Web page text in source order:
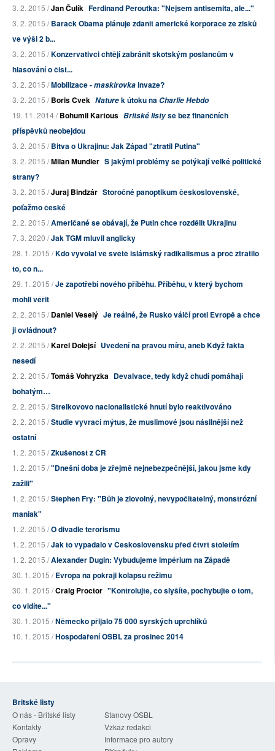
3. 2. 2015 /Jan Čulík Ferdinand Peroutka: "Nejsem antisemita, ale..."
3. 2. 2015 /Barack Obama plánuje zdanit americké korporace ze zisků
ve výši 2 b...
3. 2. 2015 /Konzervativci chtějí zabránit skotským poslancům v
hlasování o čist...
3. 2. 2015 /Mobilizace -maskirovkainvaze?
3. 2. 2015 /Boris Cvek Naturek útoku naCharlie Hebdo
19. 11. 2014 /Bohumil Kartous Britské listyse bez finančních
příspěvků neobejdou
3. 2. 2015 /Bitva o Ukrajinu: Jak Západ "ztratil Putina"
3. 2. 2015 /Milan Mundier S jakými problémy se potýkají velké politické
strany?
3. 2. 2015 /Juraj Bindzár Storočné panoptikum československé,
poťažmo české
2. 2. 2015 /Američané se obávají, že Putin chce rozdělit Ukrajinu
7. 3. 2020 /Jak TGM mluvil anglicky
28. 1. 2015 /Kdo vyvolal ve světě islámský radikalismus a proč ztratilo
to, co n...
29. 1. 2015 /Je zapotřebí nového příběhu. Příběhu, v který bychom
mohli věřit
2. 2. 2015 /Daniel Veselý Je reálné, že Rusko válčí proti Evropě a chce
ji ovládnout?
2. 2. 2015 /Karel Dolejší Uvedení na pravou míru, aneb Když fakta
nesedí
2. 2. 2015 /Tomáš Vohryzka Devalvace, tedy když chudí pomáhají
bohatým…
2. 2. 2015 /Strelkovovo nacionalistické hnutí bylo reaktivováno
2. 2. 2015 /Studie vyvrací mýtus, že muslimové jsou násilnější než
ostatní
1. 2. 2015 /Zkušenost z ČR
1. 2. 2015 /"Dnešní doba je zřejmě nejnebezpečnější, jakou jsme kdy
zažili"
1. 2. 2015 /Stephen Fry: "Bůh je zlovolný, nevypočitatelný, monstrózní
maniak"
1. 2. 2015 /O divadle terorismu
1. 2. 2015 /Jak to vypadalo v Československu před čtvrt stoletím
1. 2. 2015 /Alexander Dugin: Vybudujeme impérium na Západě
30. 1. 2015 /Evropa na pokraji kolapsu režimu
30. 1. 2015 /Craig Proctor "Kontrolujte, co slyšíte, pochybujte o tom,
co vidíte..."
30. 1. 2015 /Německo přijalo 75 000 syrských uprchlíků
10. 1. 2015 /Hospodaření OSBL za prosinec 2014
Britské listy
O nás - Britské listy
Stanovy OSBL
Kontakty
Vzkaz redakci
Opravy
Informace pro autory